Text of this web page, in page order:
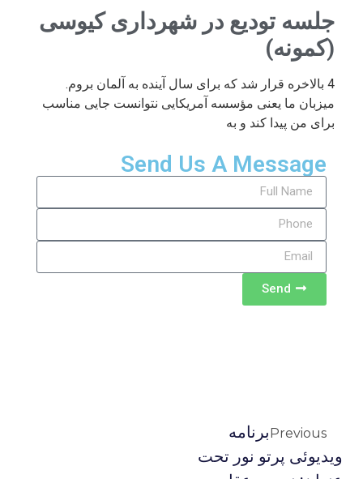
جلسه تودیع در شهرداری کیوسی
(کمونه)
4 بالاخره قرار شد که برای سال آینده به آلمان بروم.
میزبان ما یعنی مؤسسه آمریکایی نتوانست جایی مناسب
برای من پیدا کند و به
Send Us A Message
Send
Previousبرنامه
ويديوئى پرتو نور تحت